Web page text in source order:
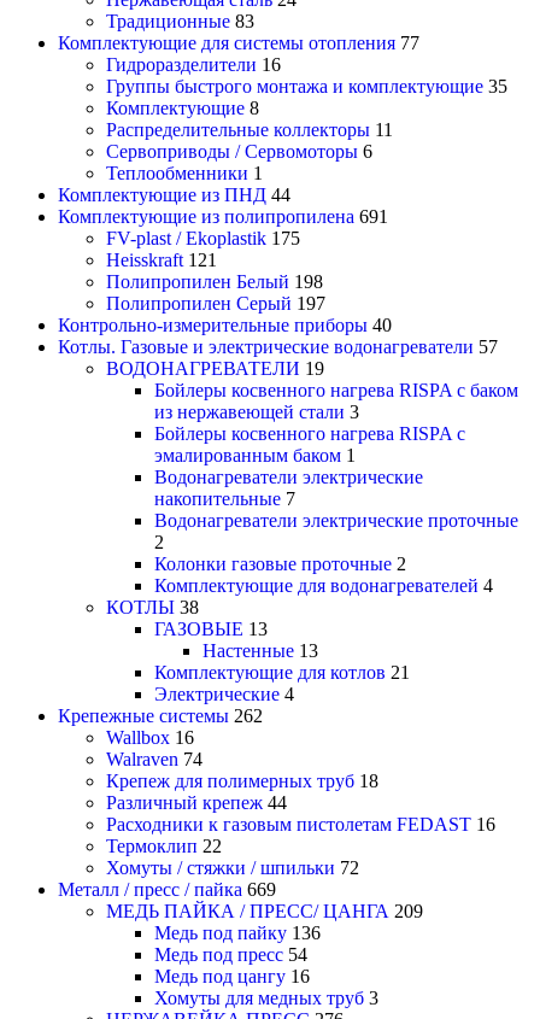
Традиционные 83
Комплектующие для системы отопления 77
Гидроразделители 16
Группы быстрого монтажа и комплектующие 35
Комплектующие 8
Распределительные коллекторы 11
Сервоприводы / Сервомоторы 6
Теплообменники 1
Комплектующие из ПНД 44
Комплектующие из полипропилена 691
FV-plast / Ekoplastik 175
Heisskraft 121
Полипропилен Белый 198
Полипропилен Серый 197
Контрольно-измерительные приборы 40
Котлы. Газовые и электрические водонагреватели 57
ВОДОНАГРЕВАТЕЛИ 19
Бойлеры косвенного нагрева RISPA с баком
из нержавеющей стали 3
Бойлеры косвенного нагрева RISPA с
эмалированным баком 1
Водонагреватели электрические
накопительные 7
Водонагреватели электрические проточные
2
Колонки газовые проточные 2
Комплектующие для водонагревателей 4
КОТЛЫ 38
ГАЗОВЫЕ 13
Настенные 13
Комплектующие для котлов 21
Электрические 4
Крепежные системы 262
Wallbox 16
Walraven 74
Крепеж для полимерных труб 18
Различный крепеж 44
Расходники к газовым пистолетам FEDAST 16
Термоклип 22
Хомуты / стяжки / шпильки 72
Металл / пресс / пайка 669
МЕДЬ ПАЙКА / ПРЕСС/ ЦАНГА 209
Медь под пайку 136
Медь под пресс 54
Медь под цангу 16
Хомуты для медных труб 3